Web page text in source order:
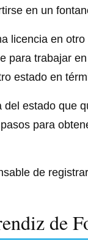
en un
licencia en
para trabajar
estado en
estado que
para
de
de